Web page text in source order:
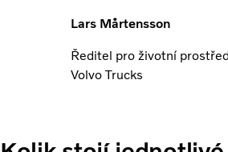
Lars Mårtensson
Ředitel pro životní
Volvo Trucks